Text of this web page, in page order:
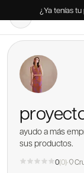
¿Ya tenías
ayudo a más
sus productos.
0(0)·